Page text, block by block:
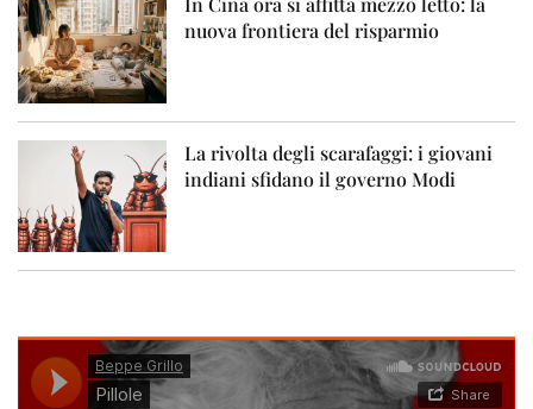
nuova frontiera del risparmio
La rivolta degli scarafaggi: i giovani
indiani sfidano il governo Modi